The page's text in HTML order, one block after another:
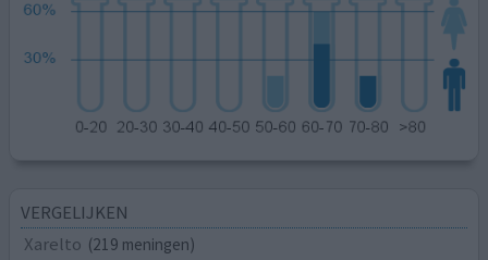
VERGELIJKEN
Xarelto (219 meningen)